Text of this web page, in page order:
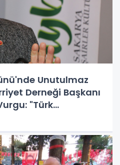
Unutulmaz
Derneği Başkanı
"Türk